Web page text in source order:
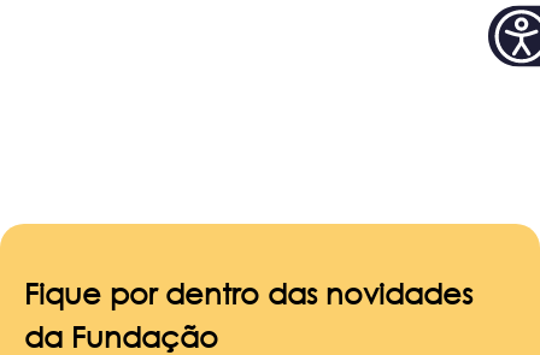
Fique por dentro das novidades
da Fundação